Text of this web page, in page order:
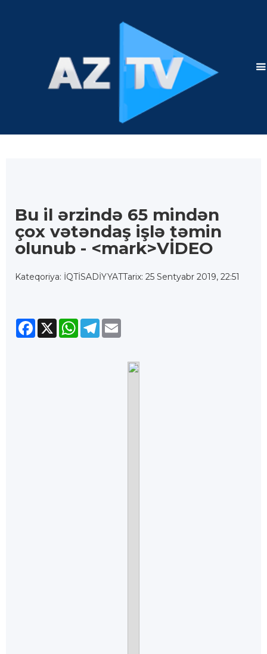
Bu il ərzində 65 mindən
çox vətəndaş işlə təmin
olunub - <mark>VİDEO
Kateqoriya: İQTİSADİYYATTarix: 25 Sentyabr 2019, 22:51
Facebook
X WhatsApp
Telegram